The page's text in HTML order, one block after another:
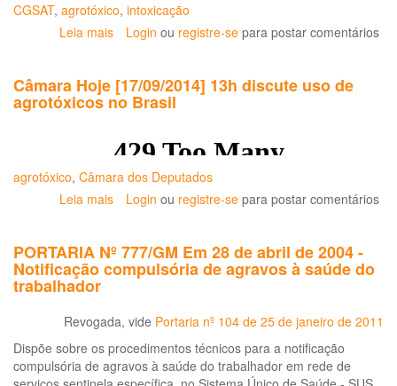
CGSAT, agrotóxico, intoxicação
Leia mais sobre
primeiro
capítulo
publicação
sobre
diagnóstico
tratamento
intoxicações
por
agrotóxicos
Login ou registre-se para postar comentários
Câmara Hoje [17/09/2014] 13h discute uso de
agrotóxicos no Brasil
agrotóxico, Câmara dos Deputados
Leia mais sobre
[17/09/2014]
13h
de
agrotóxicos
no
Brasil
Login ou registre-se para postar comentários
PORTARIA Nº 777/GM Em 28 de abril de 2004 -
Notificação compulsória de agravos à saúde do
trabalhador
Revogada, vide Portaria nº 104 de 25 de janeiro de 2011
Dispõe sobre os procedimentos técnicos para a notificação
compulsória de agravos à saúde do trabalhador em rede de